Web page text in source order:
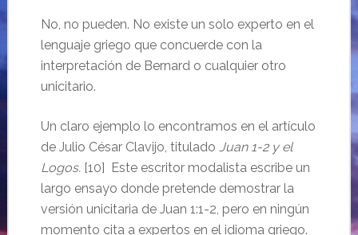
No, no pueden. No existe un solo experto en el
lenguaje griego que concuerde con la
interpretación de Bernard o cualquier otro
unicitario.
Un claro ejemplo lo encontramos en el artículo
de Julio César Clavijo, titulado Juan 1-2 y el
Logos.[10] Este escritor modalista escribe un
largo ensayo donde pretende demostrar la
versión unicitaria de Juan 1:1-2, pero en ningún
momento cita a expertos en el idioma griego.